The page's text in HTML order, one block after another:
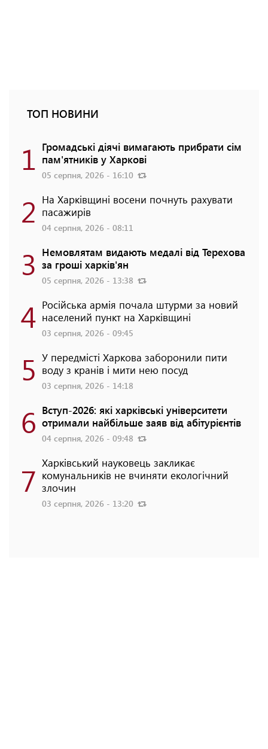
ТОП НОВИНИ
1 Громадські діячі вимагають прибрати сім
пам'ятників у Харкові
05 серпня, 2026 - 16:10
2 На Харківщині восени почнуть рахувати
пасажирів
04 серпня, 2026 - 08:11
3 Немовлятам видають медалі від Терехова
за гроші харків'ян
05 серпня, 2026 - 13:38
4 Російська армія почала штурми за новий
населений пункт на Харківщині
03 серпня, 2026 - 09:45
5 У передмісті Харкова заборонили пити
воду з кранів і мити нею посуд
03 серпня, 2026 - 14:18
6 Вступ-2026: які харківські університети
отримали найбільше заяв від абітурієнтів
04 серпня, 2026 - 09:48
7 Харківський науковець закликає
комунальників не вчиняти екологічний
злочин
03 серпня, 2026 - 13:20